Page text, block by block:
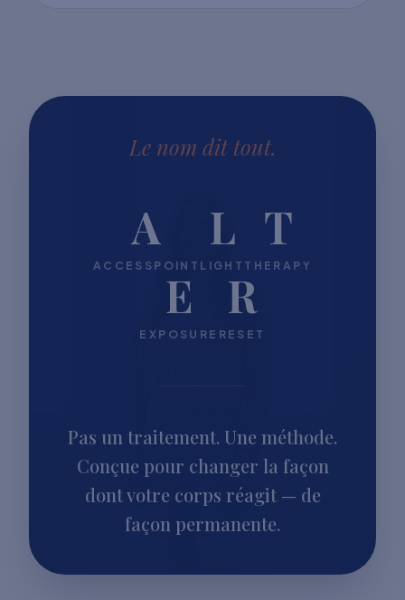
Le nom dit tout.
A
ACCESSPOINT
L
LIGHT
T
THERAPY
E
EXPOSURE
R
RESET
Pas un traitement. Une méthode.
Conçue pour changer la façon
dont votre corps réagit — de
façon permanente.